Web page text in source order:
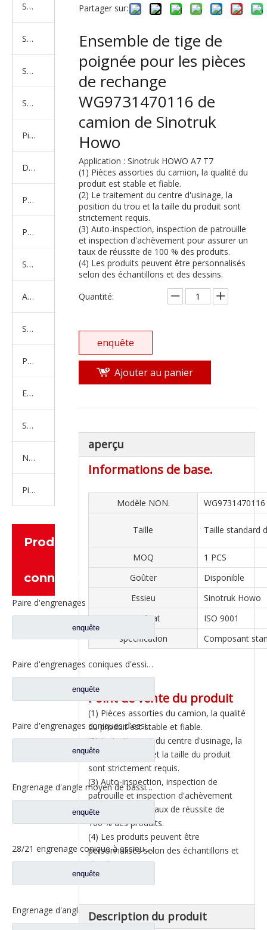
Série de camions FAW Jiefang
Série de camions Dongfeng
Série de camions North Benz Beiben
Série de camions américains, européens et japonais
Pièces de rechange de machines d'ingénierie de camion minier
D'autres séries de camions
Produits d'essieux
Produits de support de châssis
Série de suspension équilibrée
Amortisseur Série
Système de direction
Produits en caoutchouc
Embrayage Série
Série de bras de réglage
Nouvelles pièces de camion d'énergie
Pièces de moteur
Produits
connexes
Paire d'engrenages coniques à essieu moyen 27/18 pour pièces de rechange de camion Ankai & BENZ Foton Auman HFF2502040/41CK1BZ
enquête
Paire d'engrenages coniques d'essieu arrière 21/28 pour pièces de rechange de camion Ankai & BENZ Foton Auman HFF2402038/39CK1BZ
enquête
Paire d'engrenages coniques d'essieu arrière 18/27 pour pièces de rechange de camion Ankai & BENZ Foton Auman HFF2402040/41CK1BZ
enquête
Engrenage d'angle moyen de bassin de pont pour les pièces de rechange 42104456 de camion de SAIC Hongyan
enquête
28/21 engrenage conique à essieu moyen pour essieu Ankai essieu Benz Foton Auman pièces de rechange de camion HFF2502038/39CK1BZ
enquête
Partager sur:
Ensemble de tige de
poignée pour les pièces
de rechange
WG9731470116 de
camion de Sinotruk
Howo
Application : Sinotruk HOWO A7 T7
(1) Pièces assorties du camion, la qualité du
produit est stable et fiable.
(2) Le traitement du centre d'usinage, la
position du trou et la taille du produit sont
strictement requis.
(3) Auto-inspection, inspection de patrouille
et inspection d'achèvement pour assurer un
taux de réussite de 100 % des produits.
(4) Les produits peuvent être personnalisés
selon des échantillons et des dessins.
Quantité:
enquête
Ajouter au panier
aperçu
Informations de base.
Modèle NON. WG9731470116
Taille Taille standard
MOQ
1 PCS
Goûter
Disponible
Essieu
Sinotruk Howo
Certificat
ISO 9001
spécification
Composant
Point de vente du produit
(1) Pièces assorties du camion, la qualité
du produit est stable et fiable.
(2) Le traitement du centre d'usinage, la
position du trou et la taille du produit
sont strictement requis.
(3) Auto-inspection, inspection de
patrouille et inspection d'achèvement
pour assurer un taux de réussite de
100 % des produits.
(4) Les produits peuvent être
personnalisés selon des échantillons et
des dessins.
Description du produit